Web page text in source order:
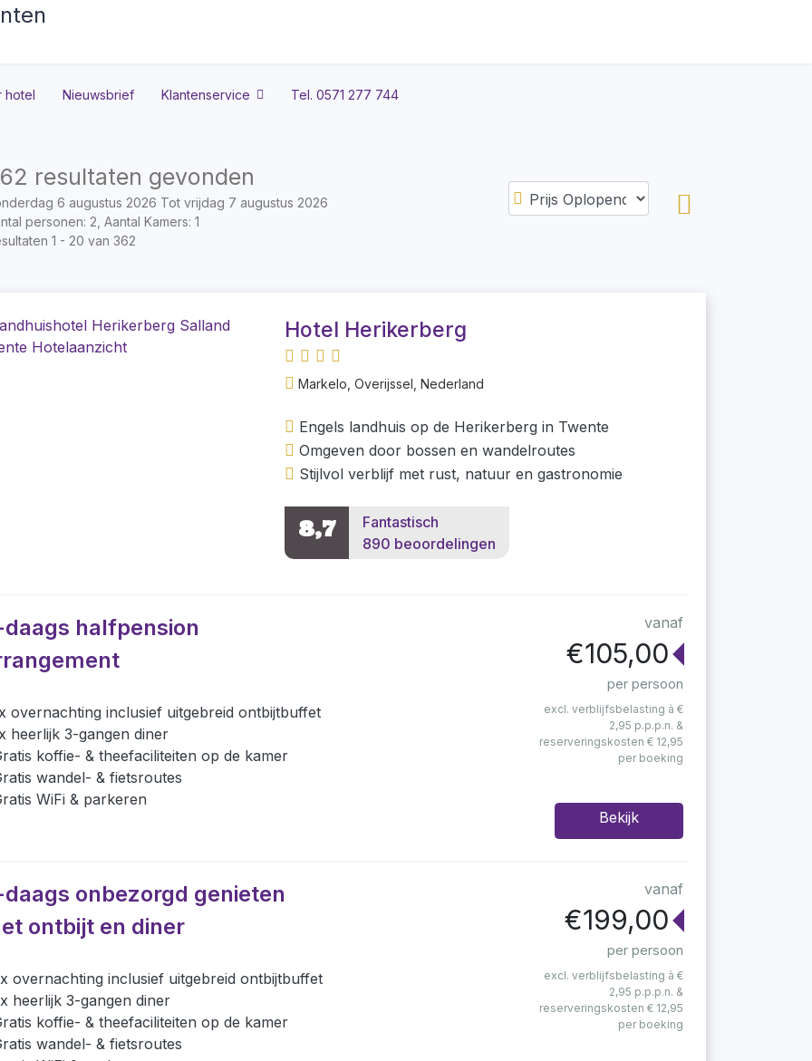
hotel Nieuwsbrief Klantenservice Tel. 0571 277 744
resultaten gevonden
6 augustus 2026 Tot vrijdag 7 augustus 2026
personen: 2, Aantal Kamers: 1
1 - 20 van 362
Hotel Herikerberg
Markelo, Overijssel, Nederland
Engels landhuis op de Herikerberg in Twente
Omgeven door bossen en wandelroutes
Stijlvol verblijf met rust, natuur en gastronomie
8,7
Fantastisch
890 beoordelingen
halfpension
vanaf
€105,00
per persoon
overnachting inclusief uitgebreid ontbijtbuffet
heerlijk 3-gangen diner
koffie- & theefaciliteiten op de kamer
wandel- & fietsroutes
WiFi & parkeren
excl. verblijfsbelasting à €
2,95 p.p.p.n. &
reserveringskosten € 12,95
per boeking
Bekijk
onbezorgd genieten
ontbijt en diner
vanaf
€199,00
per persoon
overnachting inclusief uitgebreid ontbijtbuffet
heerlijk 3-gangen diner
koffie- & theefaciliteiten op de kamer
wandel- & fietsroutes
excl. verblijfsbelasting à €
2,95 p.p.p.n. &
reserveringskosten € 12,95
per boeking